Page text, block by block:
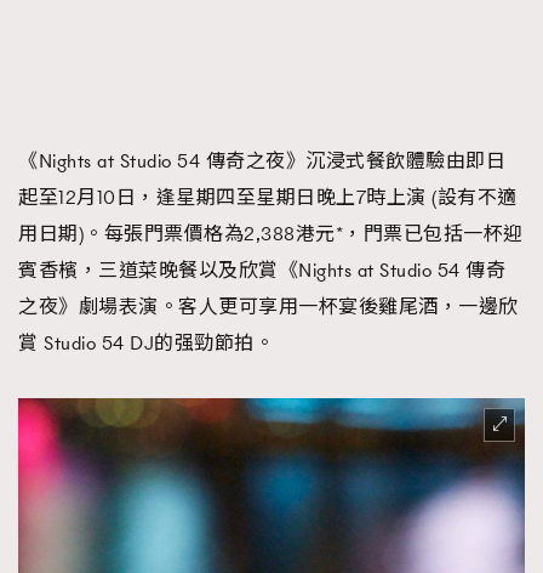
《Nights at Studio 54 傳奇之夜》沉浸式餐飲體驗由即日
起至12月10日，逢星期四至星期日晚上7時上演 (設有不適
用日期)。每張門票價格為2,388港元*，門票已包括一杯迎
賓香檳，三道菜晚餐以及欣賞《Nights at Studio 54 傳奇
之夜》劇場表演。客人更可享用一杯宴後雞尾酒，一邊欣
賞 Studio 54 DJ的强勁節拍。